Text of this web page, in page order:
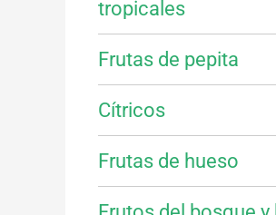
tropicales
Frutas de pepita
Cítricos
Frutas de hueso